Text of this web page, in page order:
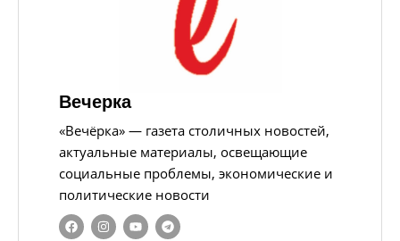
Вечерка
«Вечёрка» — газета столичных новостей,
актуальные материалы, освещающие
социальные проблемы, экономические и
политические новости